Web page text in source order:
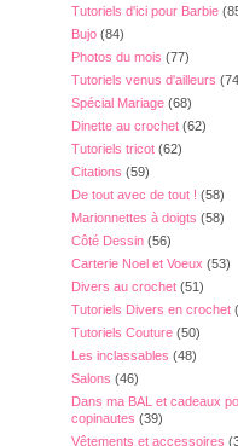
Tutoriels d'ici pour Barbie
Bujo (84)
Photos du mois (77)
Tutoriels venus d'ailleurs
Spécial Mariage (68)
Dinette au crochet (62)
Tutoriels tricot (62)
Citations (59)
De tout avec de tout ! (58)
Marionnettes à doigts (58)
Côté Dessin (56)
Carterie Noel et Voeux (53)
Divers au crochet (51)
Tutoriels Divers en crochet
Tutoriels Couture (50)
Les inclassables (48)
Salons (46)
Dans ma BAL et cadeaux
copinautes (39)
Vêtements et accessoires